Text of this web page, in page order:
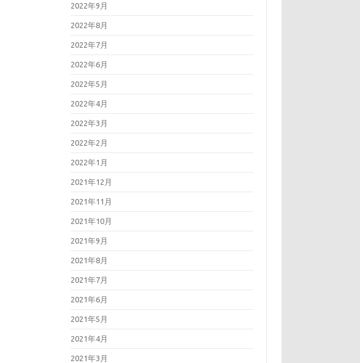
2022年9月
2022年8月
2022年7月
2022年6月
2022年5月
2022年4月
2022年3月
2022年2月
2022年1月
2021年12月
2021年11月
2021年10月
2021年9月
2021年8月
2021年7月
2021年6月
2021年5月
2021年4月
2021年3月